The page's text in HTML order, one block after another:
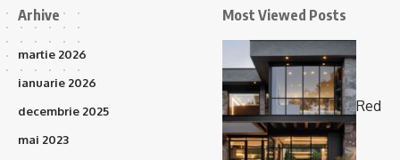
Arhive
martie 2026
ianuarie 2026
decembrie 2025
mai 2023
Most Viewed Posts
Red